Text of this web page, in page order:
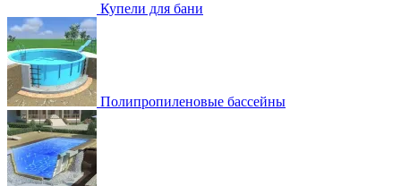
Купели для бани
Полипропиленовые бассейны